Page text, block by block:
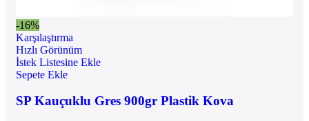
-16%
Karşılaştırma
Hızlı Görünüm
İstek Listesine Ekle
Sepete Ekle
SP Kauçuklu Gres 900gr Plastik Kova